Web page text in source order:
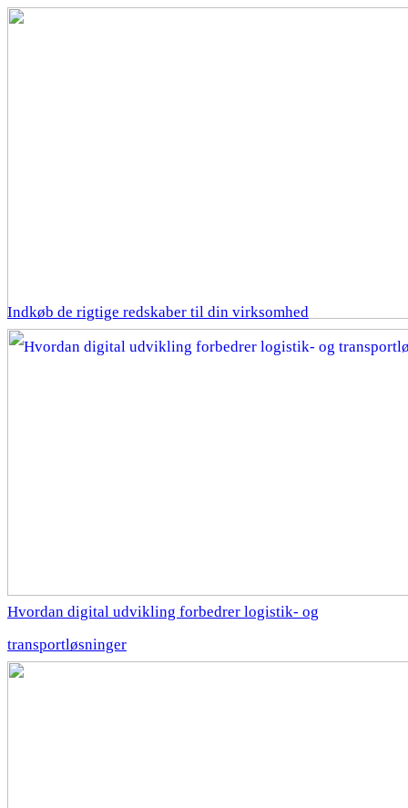
Indkøb de rigtige redskaber til din virksomhed
Hvordan digital udvikling forbedrer logistik- og
transportløsninger